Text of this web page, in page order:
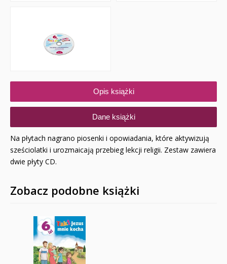
Opis książki
Dane książki
Na płytach nagrano piosenki i opowiadania, które aktywizują
sześciolatki i urozmaicają przebieg lekcji religii. Zestaw zawiera
dwie płyty CD.
Zobacz podobne książki